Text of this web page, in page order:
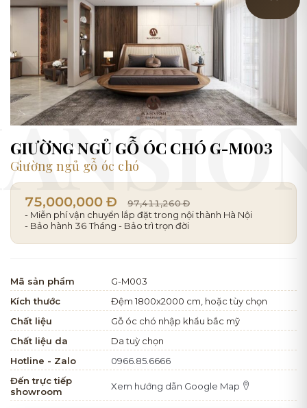
GIƯỜNG NGỦ GỖ ÓC CHÓ G-M003
Giường ngủ gỗ óc chó
75,000,000 Đ 97,411,260 Đ
- Miễn phí vận chuyển lắp đặt trong nội thành Hà Nội
- Bảo hành 36 Tháng - Bảo trì trọn đời
Mã sản phẩm
G-M003
Kích thước
Đệm 1800x2000 cm, hoặc tùy chọn
Chất liệu
Gỗ óc chó nhập khẩu bắc mỹ
Chất liệu da
Da tuỳ chọn
Hotline - Zalo
0966.85.6666
Đến trực tiếp
showroom
Xem hướng dẫn Google Map